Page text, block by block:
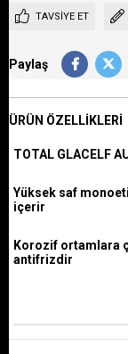
TAVSIYE ET
Paylaş
ÜRÜN ÖZELLIKLERI
TOTAL GLACELF
Yüksek saf
içerir
Korozif ortamlara
antifrizdir